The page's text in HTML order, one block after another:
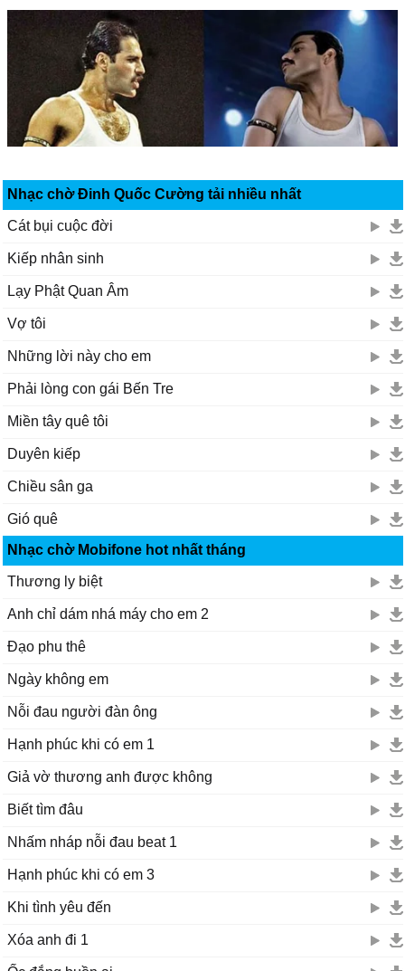
Nhạc chờ Đinh Quốc Cường tải nhiều nhất
Cát bụi cuộc đời
Kiếp nhân sinh
Lạy Phật Quan Âm
Vợ tôi
Những lời này cho em
Phải lòng con gái Bến Tre
Miền tây quê tôi
Duyên kiếp
Chiều sân ga
Gió quê
Nhạc chờ Mobifone hot nhất tháng
Thương ly biệt
Anh chỉ dám nhá máy cho em 2
Đạo phu thê
Ngày không em
Nỗi đau người đàn ông
Hạnh phúc khi có em 1
Giả vờ thương anh được không
Biết tìm đâu
Nhấm nháp nỗi đau beat 1
Hạnh phúc khi có em 3
Khi tình yêu đến
Xóa anh đi 1